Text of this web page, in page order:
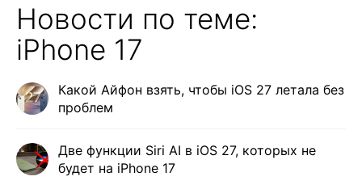
Новости по теме:
iPhone 17
Какой Айфон взять, чтобы iOS 27 летала без
проблем
Две функции Siri AI в iOS 27, которых не
будет на iPhone 17